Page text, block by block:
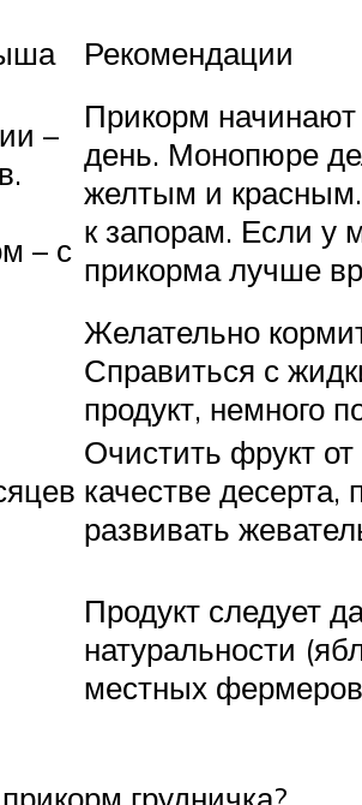
Рекомендации
–
– с
Прикорм
день. Монопюре
желтым и красным.
к запорам. Если у
прикорма лучше
Желательно
Справиться с
продукт, немного
Очистить фрукт
качестве десерта,
развивать
Продукт следует
натуральности
местных